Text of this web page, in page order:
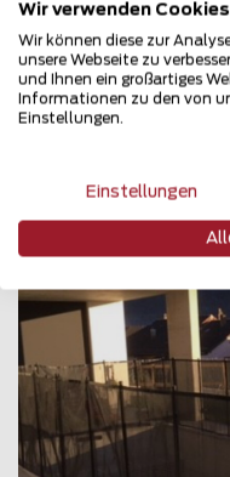
8132 Egg
Wir verwenden Cookies
Wir können diese zur
unsere Webseite zu
und Ihnen ein großartiges
Informationen zu den von
Einstellungen.
Einstellungen